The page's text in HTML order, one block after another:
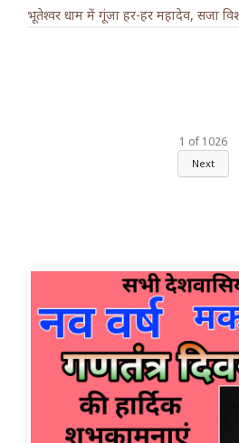
भूतेश्वर धाम में गूंजा हर-हर महादेव, सजा
1 of 1026
Next